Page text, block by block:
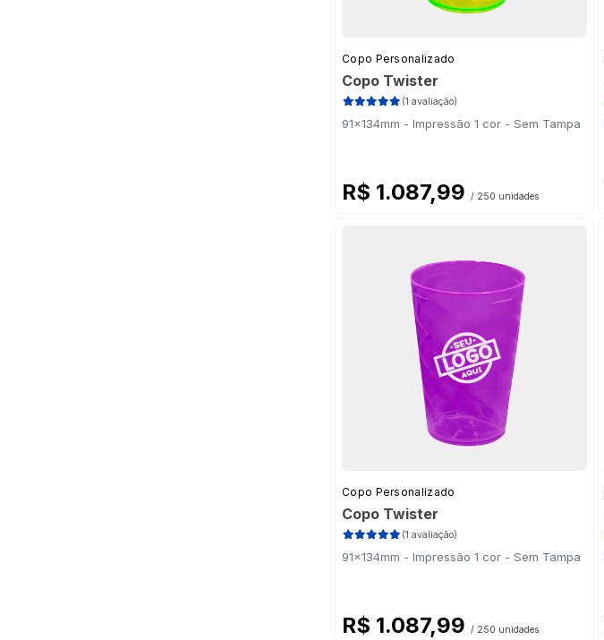
Copo Personalizado
Copo Twister
(1 avaliação)
91x134mm - Impressão 1 cor - Sem Tampa
R$ 1.087,99 / 250 unidades
Copo Personalizado
Copo Twister
(1 avaliação)
91x134mm - Impressão 1 cor - Sem Tampa
R$ 1.087,99 / 250 unidades